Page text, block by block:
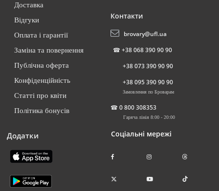
Доставка
Відгуки
Оплата і гарантії
Заміна та повернення
Публічна оферта
Конфіденційність
Статті про квіти
Політика бонусів
Додатки
Контакти
brovary@ufl.ua
☎ +38 068 390 90 90
+38 073 390 90 90
+38 095 390 90 90
Замовлення по Броварам
☎ 0 800 308353
Гаряча лінія 8:00 - 20:00
Соціальні мережі